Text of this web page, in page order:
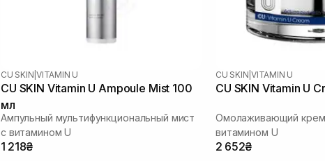
CU SKIN |VITAMIN U
CU SKIN Vitamin U Ampoule Mist 100
мл
Ампульный мультифункциональный мист
с витамином U
1 218₴
CU SKIN |VITAMIN U
CU SKIN Vitamin U
Омолаживающий крем
витамином U
2 652₴